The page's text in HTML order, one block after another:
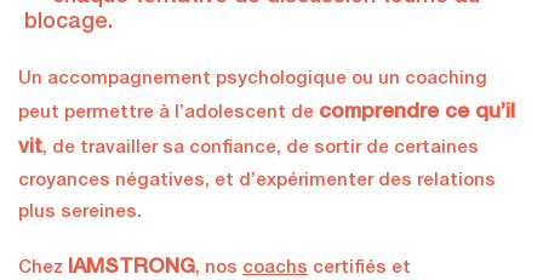
blocage.
Un accompagnement psychologique ou un coaching
peut permettre à l’adolescent de comprendre ce qu’il
vit, de travailler sa confiance, de sortir de certaines
croyances négatives, et d’expérimenter des relations
plus sereines.
Chez IAMSTRONG, nos coachs certifiés et